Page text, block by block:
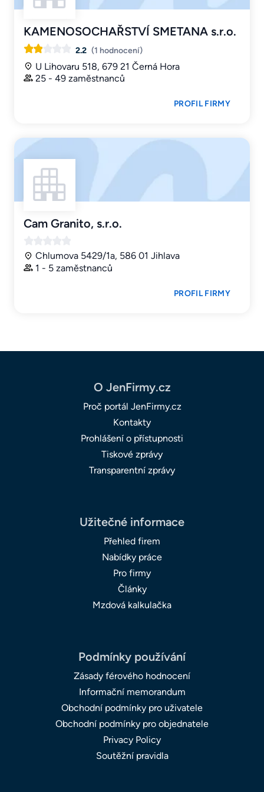
KAMENOSOCHAŘSTVÍ SMETANA s.r.o.
2.2 (1 hodnocení)
U Lihovaru 518, 679 21 Černá Hora
25 - 49 zaměstnanců
PROFIL FIRMY
Cam Granito, s.r.o.
Chlumova 5429/1a, 586 01 Jihlava
1 - 5 zaměstnanců
PROFIL FIRMY
O JenFirmy.cz
Proč portál JenFirmy.cz
Kontakty
Prohlášení o přístupnosti
Tiskové zprávy
Transparentní zprávy
Užitečné informace
Přehled firem
Nabídky práce
Pro firmy
Články
Mzdová kalkulačka
Podmínky používání
Zásady férového hodnocení
Informační memorandum
Obchodní podmínky pro uživatele
Obchodní podmínky pro objednatele
Privacy Policy
Soutěžní pravidla